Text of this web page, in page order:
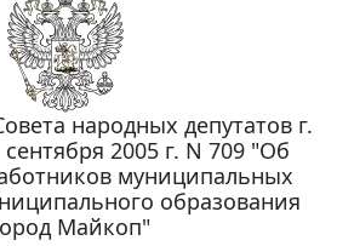
народных депутатов г.
2005 г. N 709 "Об
муниципальных
образования
Майкоп"